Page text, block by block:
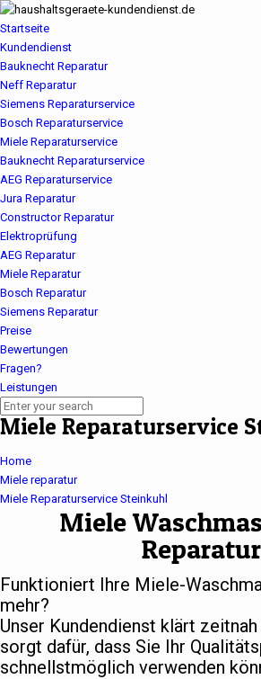
Startseite
Kundendienst
Bauknecht Reparatur
Neff Reparatur
Siemens Reparaturservice
Bosch Reparaturservice
Miele Reparaturservice
Bauknecht Reparaturservice
AEG Reparaturservice
Jura Reparatur
Constructor Reparatur
Elektroprüfung
AEG Reparatur
Miele Reparatur
Bosch Reparatur
Siemens Reparatur
Preise
Bewertungen
Fragen?
Leistungen
Miele Reparaturservice
Home
Miele reparatur
Miele Reparaturservice Steinkuhl
Miele
Reparatur
Funktioniert Ihre Miele-
mehr?
Unser Kundendienst klärt
sorgt dafür, dass Sie Ihr
schnellstmöglich verwenden